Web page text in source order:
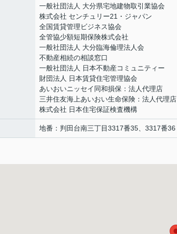
一般社団法人 大分県宅地建物取引業協会
株式会社 センチュリー21・ジャパン
全国賃貸管理ビジネス協会
全管協少額短期保険株式会社
一般社団法人 大分臨海倫理法人会
不動産相続の相談窓口
一般社団法人 日本不動産コミュニティー
財団法人 日本賃貸住宅管理協会
あいおいニッセイ同和損保：法人代理店
三井住友海上あいおい生命保険：法人代理店
株式会社 日本住宅保証検査機構
地番：判田台南三丁目3317番35、3317番36